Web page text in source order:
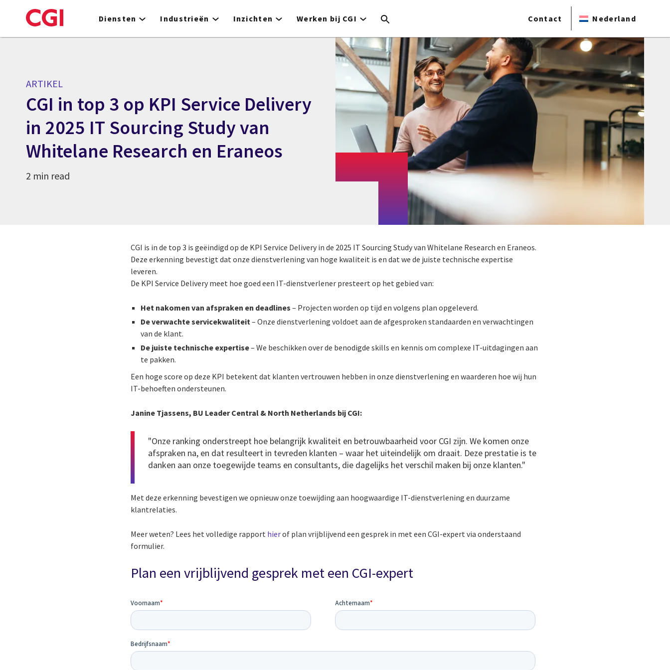
to
Diensten Industrieën Inzichten Werken bij CGI Contact Nederland
ARTIKEL
CGI in top 3 op KPI Service Delivery
in 2025 IT Sourcing Study van
Whitelane Research en Eraneos
2 min read
CGI is in de top 3 is geëindigd op de KPI Service Delivery in de 2025 IT Sourcing Study van Whitelane Research en Eraneos.
Deze erkenning bevestigt dat onze dienstverlening van hoge kwaliteit is en dat we de juiste technische expertise
leveren.
De KPI Service Delivery meet hoe goed een IT-dienstverlener presteert op het gebied van:
Het nakomen van afspraken en deadlines– Projecten worden op tijd en volgens plan opgeleverd.
De verwachte servicekwaliteit– Onze dienstverlening voldoet aan de afgesproken standaarden en verwachtingen
van de klant.
De juiste technische expertise– We beschikken over de benodigde skills en kennis om complexe IT-uitdagingen aan
te pakken.
Een hoge score op deze KPI betekent dat klanten vertrouwen hebben in onze dienstverlening en waarderen hoe wij hun
IT-behoeften ondersteunen.
Janine Tjassens, BU Leader Central & North Netherlands bij CGI:
"Onze ranking onderstreept hoe belangrijk kwaliteit en betrouwbaarheid voor CGI zijn. We komen onze
afspraken na, en dat resulteert in tevreden klanten – waar het uiteindelijk om draait. Deze prestatie is te
danken aan onze toegewijde teams en consultants, die dagelijks het verschil maken bij onze klanten."
Met deze erkenning bevestigen we opnieuw onze toewijding aan hoogwaardige IT-dienstverlening en duurzame
klantrelaties.
Meer weten? Lees het volledige rapport hierof plan vrijblijvend een gesprek in met een CGI-expert via onderstaand
formulier.
Plan een vrijblijvend gesprek met een CGI-expert